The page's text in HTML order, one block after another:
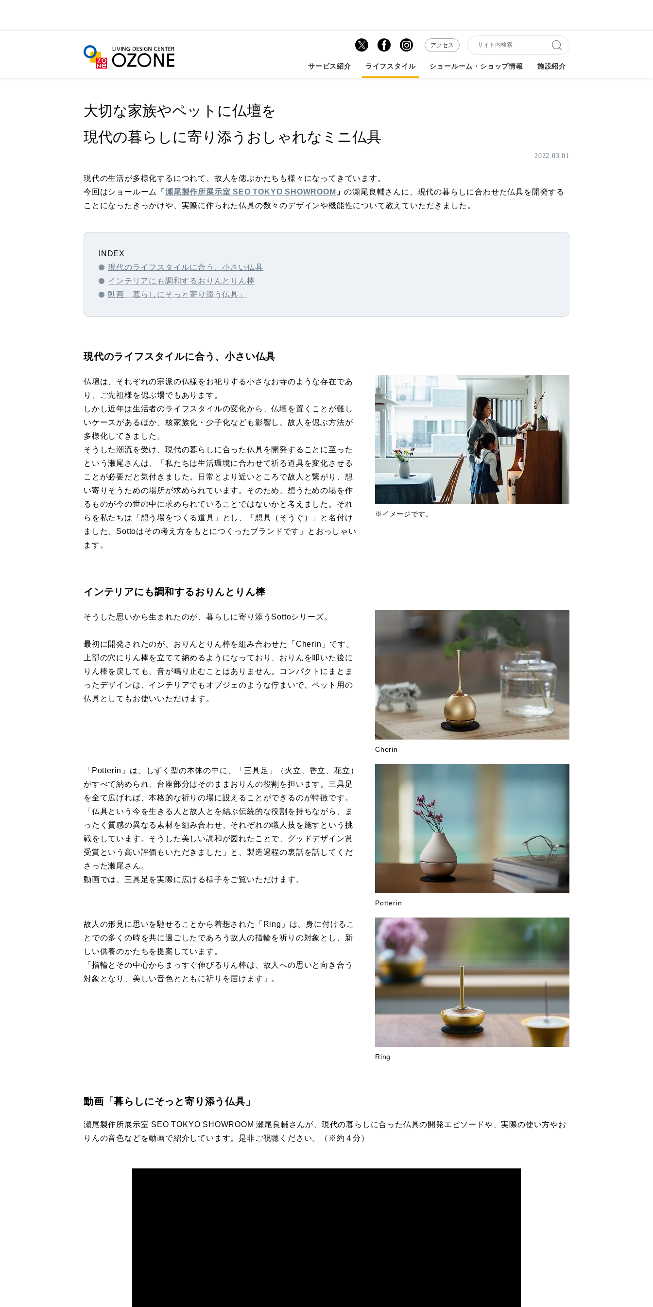
アクセス
サービス紹介 ライフスタイル ショールーム・ショップ情報 施設紹介
HOME LIFE STYLE 大切な家族やペットに仏壇を 現代の暮らしに寄...
大切な家族やペットに仏壇を
現代の暮らしに寄り添うおしゃれなミニ仏具
2022.03.01
現代の生活が多様化するにつれて、故人を偲ぶかたちも様々になってきています。
今回はショールーム
「瀬尾製作所展示室 SEO TOKYO SHOWROOM 」の瀬尾良輔さんに、現代の暮らしに合わせた仏具を開発する
ことになったきっかけや、実際に作られた仏具の数々のデザインや機能性について教えていただきました。
INDEX
現代のライフスタイルに合う、小さい仏具
インテリアにも調和するおりんとりん棒
動画「暮らしにそっと寄り添う仏具」
現代のライフスタイルに合う、小さい仏具
※イメージです。
仏壇は、それぞれの宗派の仏様をお祀りする小さなお寺のような存在であ
り、ご先祖様を偲ぶ場でもあります。
しかし近年は生活者のライフスタイルの変化から、仏壇を置くことが難し
いケースがあるほか、核家族化・少子化なども影響し、故人を偲ぶ方法が
多様化してきました。
そうした潮流を受け、現代の暮らしに合った仏具を開発することに至った
という瀬尾さんは、「私たちは生活環境に合わせて祈る道具を変化させる
ことが必要だと気付きました。日常とより近いところで故人と繋がり、想
い寄りそうための場所が求められています。そのため、想うための場を作
るものが今の世の中に求められていることではないかと考えました。それ
らを私たちは「想う場をつくる道具」とし、「想具（そうぐ）」と名付け
ました。Sottoはその考え方をもとにつくったブランドです」とおっしゃい
ます。
インテリアにも調和するおりんとりん棒
Cherin
そうした思いから生まれたのが、暮らしに寄り添うSottoシリーズ。
最初に開発されたのが、おりんとりん棒を組み合わせた「Cherin」です。
上部の穴にりん棒を立てて納めるようになっており、おりんを叩いた後に
りん棒を戻しても、音が鳴り止むことはありません。コンパクトにまとま
ったデザインは、インテリアでもオブジェのような佇まいで、ペット用の
仏具としてもお使いいただけます。
Potterin
「Potterin」は、しずく型の本体の中に、「三具足」（火立、香立、花立）
がすべて納められ、台座部分はそのままおりんの役割を担います。三具足
を全て広げれば、本格的な祈りの場に設えることができるのが特徴です。
「仏具という今を生きる人と故人とを結ぶ伝統的な役割を持ちながら、ま
ったく質感の異なる素材を組み合わせ、それぞれの職人技を施すという挑
戦をしています。そうした美しい調和が図れたことで、グッドデザイン賞
受賞という高い評価もいただきました」と、製造過程の裏話を話してくだ
さった瀬尾さん。
動画では、三具足を実際に広げる様子をご覧いただけます。
Ring
故人の形見に思いを馳せることから着想された「Ring」は、身に付けるこ
とでの多くの時を共に過ごしたであろう故人の指輪を祈りの対象とし、新
しい供養のかたちを提案しています。
「指輪とその中心からまっすぐ伸びるりん棒は、故人への思いと向き合う
対象となり、美しい音色とともに祈りを届けます」。
動画「暮らしにそっと寄り添う仏具」
瀬尾製作所展示室 SEO TOKYO SHOWROOM 瀬尾良輔さんが、現代の暮らしに合った仏具の開発エピソードや、実際の使い方やお
りんの音色などを動画で紹介しています。是非ご視聴ください。（※約４分）